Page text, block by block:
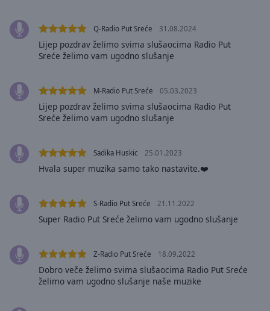
Caption
Color
Font
Size
Text
Edge
Font
Q-Radio Put Sreće 31.08.2024
Lijep pozdrav želimo svima slušaocima Radio Put
Sreće želimo vam ugodno slušanje
M-Radio Put Sreće 05.03.2023
Lijep pozdrav želimo svima slušaocima Radio Put
Sreće želimo vam ugodno slušanje
Sadika Huskic 25.01.2023
Hvala super muzika samo tako nastavite.❤️
S-Radio Put Sreće 21.11.2022
Super Radio Put Sreće želimo vam ugodno slušanje
Z-Radio Put Sreće 18.09.2022
Dobro veče želimo svima slušaocima Radio Put Sreće
želimo vam ugodno slušanje naše muzike